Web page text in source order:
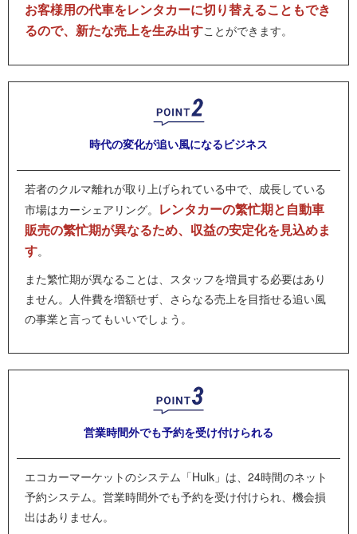
お客様用の代車をレンタカーに切り替えることもでき
るので、新たな売上を生み出すことができます。
時代の変化が追い風になるビジネス
若者のクルマ離れが取り上げられている中で、成長している
市場はカーシェアリング。 レンタカーの繁忙期と自動車
販売の繁忙期が異なるため、収益の安定化を見込めま
す。
また繁忙期が異なることは、スタッフを増員する必要はあり
ません。人件費を増額せず、さらなる売上を目指せる追い風
の事業と言ってもいいでしょう。
営業時間外でも予約を受け付けられる
エコカーマーケットのシステム「Hulk」は、24時間のネット
予約システム。営業時間外でも予約を受け付けられ、機会損
出はありません。